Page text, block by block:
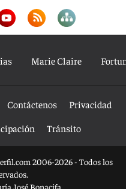
Marie Claire
Contáctenos
Privacidad
Tránsito
2006-2026 - Todos los